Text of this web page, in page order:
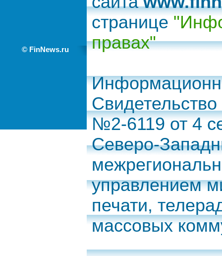
© FinNews.ru
странице
правах"
№2-6119 от 4
Северо-
управлением
печати,
массовых